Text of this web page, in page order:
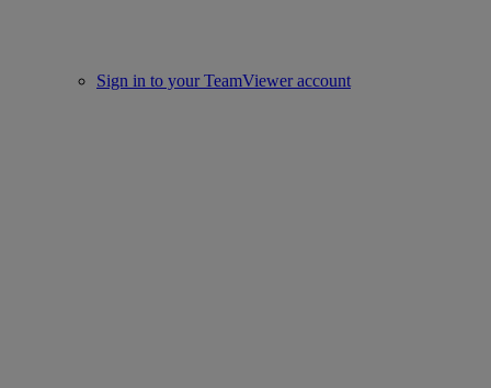
Sign in to your TeamViewer account